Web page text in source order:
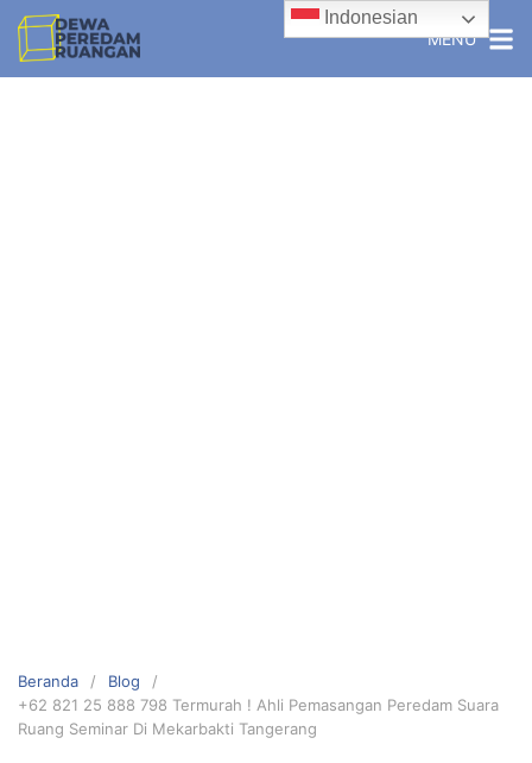
MENU
Beranda
Blog
+62 821 25 888 798 Termurah ! Ahli Pemasangan Peredam Suara
Ruang Seminar Di Mekarbakti Tangerang
Indonesian